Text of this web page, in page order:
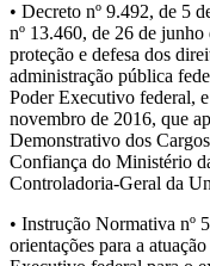
• Decreto nº 9.492, de 5
nº 13.460, de 26 de
proteção e defesa dos
administração pública
Poder Executivo federal,
novembro de 2016, que
Demonstrativo dos
Confiança do Ministério
Controladoria-Geral da
• Instrução Normativa nº
orientações para a